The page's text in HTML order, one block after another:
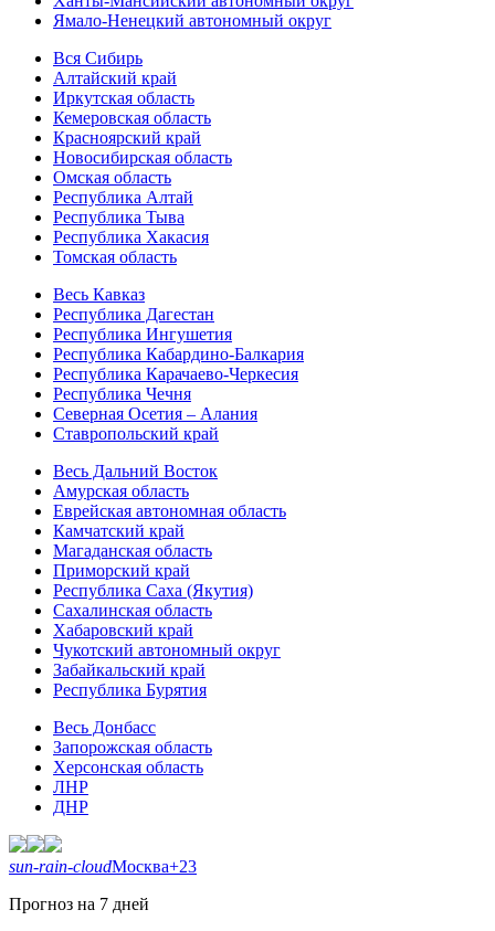
Ямало-Ненецкий автономный округ
Вся Сибирь
Алтайский край
Иркутская область
Кемеровская область
Красноярский край
Новосибирская область
Омская область
Республика Алтай
Республика Тыва
Республика Хакасия
Томская область
Весь Кавказ
Республика Дагестан
Республика Ингушетия
Республика Кабардино-Балкария
Республика Карачаево-Черкесия
Республика Чечня
Северная Осетия – Алания
Ставропольский край
Весь Дальний Восток
Амурская область
Еврейская автономная область
Камчатский край
Магаданская область
Приморский край
Республика Саха (Якутия)
Сахалинская область
Хабаровский край
Чукотский автономный округ
Забайкальский край
Республика Бурятия
Весь Донбасс
Запорожская область
Херсонская область
ЛНР
ДНР
sun-rain-cloudМосква+23
Прогноз на 7 дней